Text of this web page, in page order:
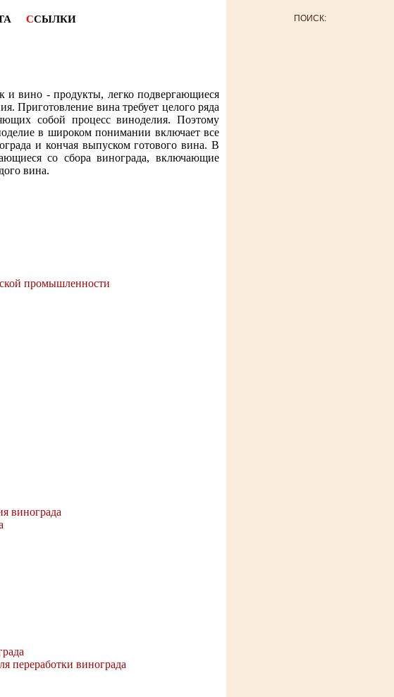
ССЫЛКИ
и вино - продукты, легко подвергающиеся
Приготовление вина требует целого ряда
собой процесс виноделия. Поэтому
в широком понимании включает все
и кончая выпуском готового вина. В
со сбора винограда, включающие
вина.
промышленности
винограда
переработки винограда
ПОИСК: